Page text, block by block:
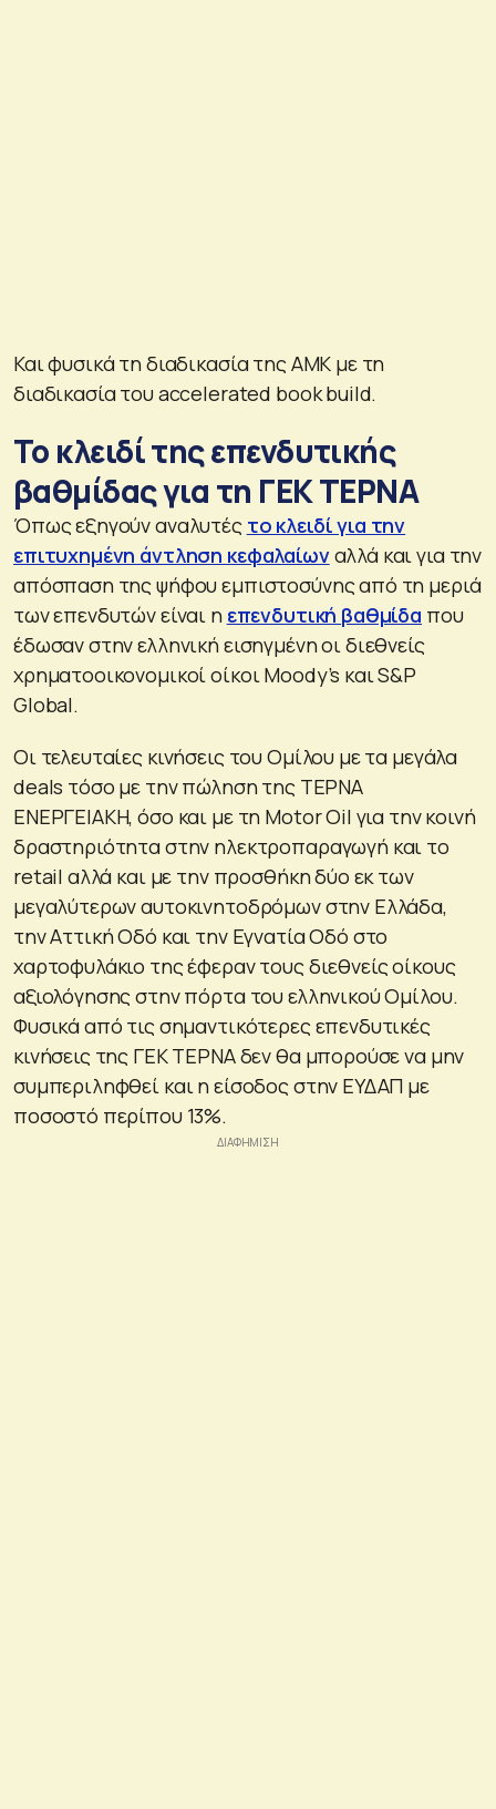
Και φυσικά τη διαδικασία της ΑΜΚ με τη
διαδικασία του accelerated book build.
Το κλειδί της επενδυτικής
βαθμίδας για τη ΓΕΚ ΤΕΡΝΑ
Όπως εξηγούν αναλυτές το κλειδί για την
επιτυχημένη άντληση κεφαλαίωναλλά και για την
απόσπαση της ψήφου εμπιστοσύνης από τη μεριά
των επενδυτών είναι η επενδυτική βαθμίδα που
έδωσαν στην ελληνική εισηγμένη οι διεθνείς
χρηματοοικονομικοί οίκοι Moody’s και S&P
Global.
Οι τελευταίες κινήσεις του Ομίλου με τα μεγάλα
deals τόσο με την πώληση της ΤΕΡΝΑ
ΕΝΕΡΓΕΙΑΚΗ, όσο και με τη Motor Oil για την κοινή
δραστηριότητα στην ηλεκτροπαραγωγή και το
retail αλλά και με την προσθήκη δύο εκ των
μεγαλύτερων αυτοκινητοδρόμων στην Ελλάδα,
την Αττική Οδό και την Εγνατία Οδό στο
χαρτοφυλάκιο της έφεραν τους διεθνείς οίκους
αξιολόγησης στην πόρτα του ελληνικού Ομίλου.
Φυσικά από τις σημαντικότερες επενδυτικές
κινήσεις της ΓΕΚ ΤΕΡΝΑ δεν θα μπορούσε να μην
συμπεριληφθεί και η είσοδος στην ΕΥΔΑΠ με
ποσοστό περίπου 13%.